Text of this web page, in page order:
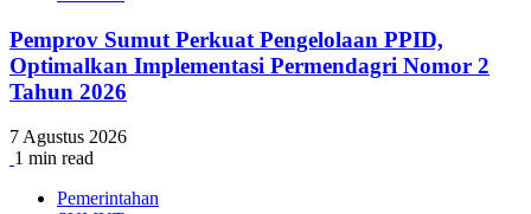
Pemprov Sumut Perkuat Pengelolaan PPID,
Optimalkan Implementasi Permendagri Nomor 2
Tahun 2026
7 Agustus 2026
1 min read
Pemerintahan